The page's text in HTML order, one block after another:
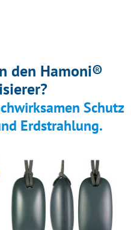
den Hamoni®
Schutz
Erdstrahlung.